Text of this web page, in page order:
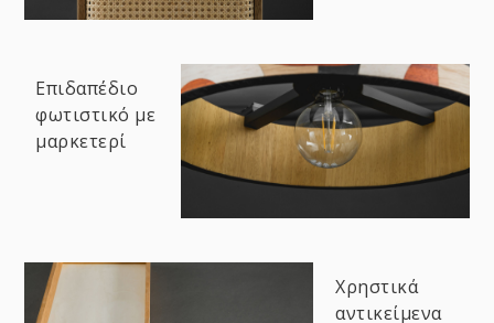
Επιδαπέδιο
φωτιστικό με
μαρκετερί
Χρηστικά
αντικείμενα